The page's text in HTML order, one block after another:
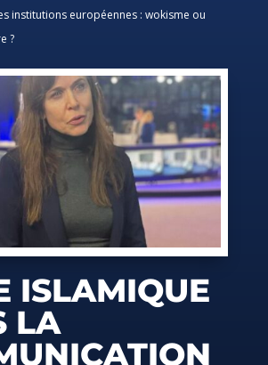
institutions européennes : wokisme ou
?
ISLAMIQUE
LA